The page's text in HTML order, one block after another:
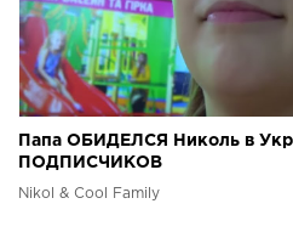
Папа ОБИДЕЛСЯ Николь в
ПОДПИСЧИКОВ
Nikol & Cool Family